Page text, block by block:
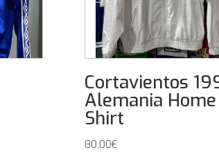
Cortavientos
Alemania Home
Shirt
80,00€